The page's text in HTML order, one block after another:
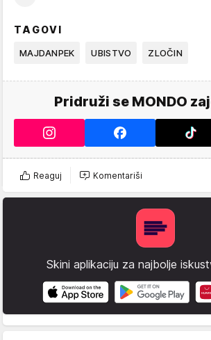
TAGOVI
MAJDANPEK UBISTVO ZLOČIN
Pridruži se MONDO
Reaguj Komentariši
Skini aplikaciju za najbolje